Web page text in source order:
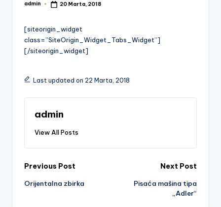
Posted
admin 20 Marta, 2018
[siteorigin_widget
class=”SiteOrigin_Widget_Tabs_Widget”]
[/siteorigin_widget]
Last updated on 22 Marta, 2018
admin
View All Posts
Post
navigation
Previous Post
Orijentalna zbirka
Next Post
Pisaća mašina tipa
„Adler“